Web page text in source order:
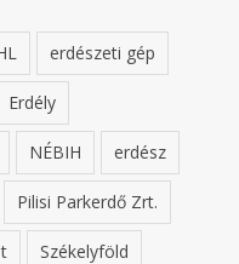
erdészeti gép
Erdély
NÉBIH erdész
Pilisi Parkerdő Zrt.
Székelyföld